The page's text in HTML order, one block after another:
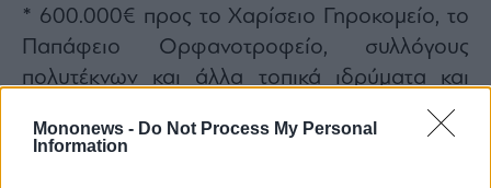
Mononews - Do Not Process My Personal
Information
* 600.000€ προς το Χαρίσειο Γηροκομείο, το
Παπάφειο Ορφανοτροφείο, συλλόγους
πολυτέκνων και άλλα τοπικά ιδρύματα και
* 600.000 € για την κατασκευή τριών Στεγών